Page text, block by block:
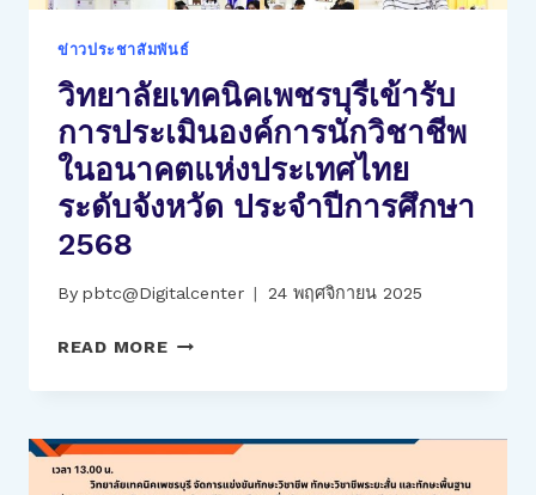
ปี
ภาค
เรียน
2
ปี
การ
ข่าวประชาสัมพันธ์
วิทยาลัยเทคนิคเพชรบุรีเข้ารับ
การประเมินองค์การนักวิชาชีพ
ในอนาคตแห่งประเทศไทย
ระดับจังหวัด ประจำปีการศึกษา
2568
By pbtc@Digitalcenter 24 พฤศจิกายน 2025
READ MOREวิทยาลัย
เพชรบุรี
รับ
การ